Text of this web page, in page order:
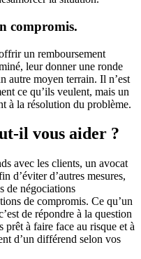
compromis.
un remboursement
leur donner une ronde
autre moyen terrain. Il n’est
ce qu’ils veulent, mais un
à la résolution du problème.
il vous aider ?
avec les clients, un avocat
d’éviter d’autres mesures,
de négociations
de compromis. Ce qu’un
de répondre à la question
prêt à faire face au risque et à
d’un différend selon vos